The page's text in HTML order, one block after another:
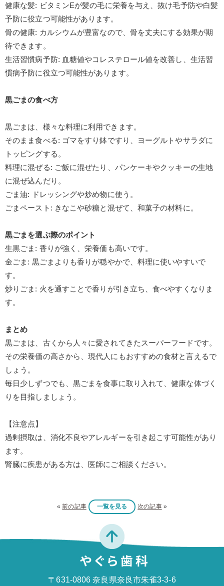
健康な髪: ビタミンEが髪の毛に栄養を与え、抜け毛予防や白髪
予防に役立つ可能性があります。
骨の健康: カルシウムが豊富なので、骨を丈夫にする効果が期
待できます。
生活習慣病予防: 血糖値やコレステロール値を改善し、生活習
慣病予防に役立つ可能性があります。
黒ごまの食べ方
黒ごまは、様々な料理に利用できます。
そのまま食べる: ゴマをすり鉢ですり、ヨーグルトやサラダに
トッピングする。
料理に混ぜる: ご飯に混ぜたり、パンケーキやクッキーの生地
に混ぜ込んだり。
ごま油:
ドレッシングや炒め物に使う。
ごまペースト : きなこや砂糖と混ぜて、和菓子の材料に。
黒ごまを選ぶ際のポイント
生黒ごま : 香りが強く、栄養価も高いです。
金ごま : 黒ごまよりも香りが穏やかで、料理に使いやすいで
す。
炒りごま : 火を通すことで香りが引き立ち、食べやすくなりま
す。
まとめ
黒ごまは、古くから人々に愛されてきたスーパーフードです。
その栄養価の高さから、現代人にもおすすめの食材と言えるで
しょう。
毎日少しずつでも、黒ごまを食事に取り入れて、健康な体づく
りを目指しましょう。
【注意点】
過剰摂取は、消化不良やアレルギーを引き起こす可能性があり
ます。
腎臓に疾患がある方は、医師にご相談ください。
«前の記事 一覧を見る 次の記事»
〒631-0806 奈良県奈良市朱雀3-3-6